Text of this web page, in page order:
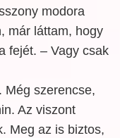
modora
már láttam, hogy
fejét. – Vagy csak
Még szerencse,
Az viszont
Meg az is biztos,